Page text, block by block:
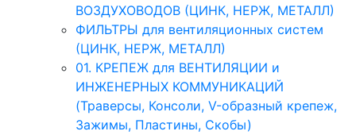
ВОЗДУХОВОДОВ (ЦИНК, НЕРЖ, МЕТАЛЛ)
ФИЛЬТРЫ для вентиляционных систем
(ЦИНК, НЕРЖ, МЕТАЛЛ)
01. КРЕПЕЖ для ВЕНТИЛЯЦИИ и
ИНЖЕНЕРНЫХ КОММУНИКАЦИЙ
(Траверсы, Консоли, V-образный крепеж,
Зажимы, Пластины, Скобы)